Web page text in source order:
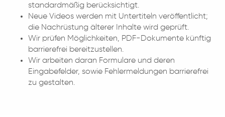
standardmäßig berücksichtigt.
Neue Videos werden mit Untertiteln veröffentlicht;
die Nachrüstung älterer Inhalte wird geprüft.
Wir prüfen Möglichkeiten, PDF-Dokumente künftig
barrierefrei bereitzustellen.
Wir arbeiten daran Formulare und deren
Eingabefelder, sowie Fehlermeldungen barrierefrei
zu gestalten.